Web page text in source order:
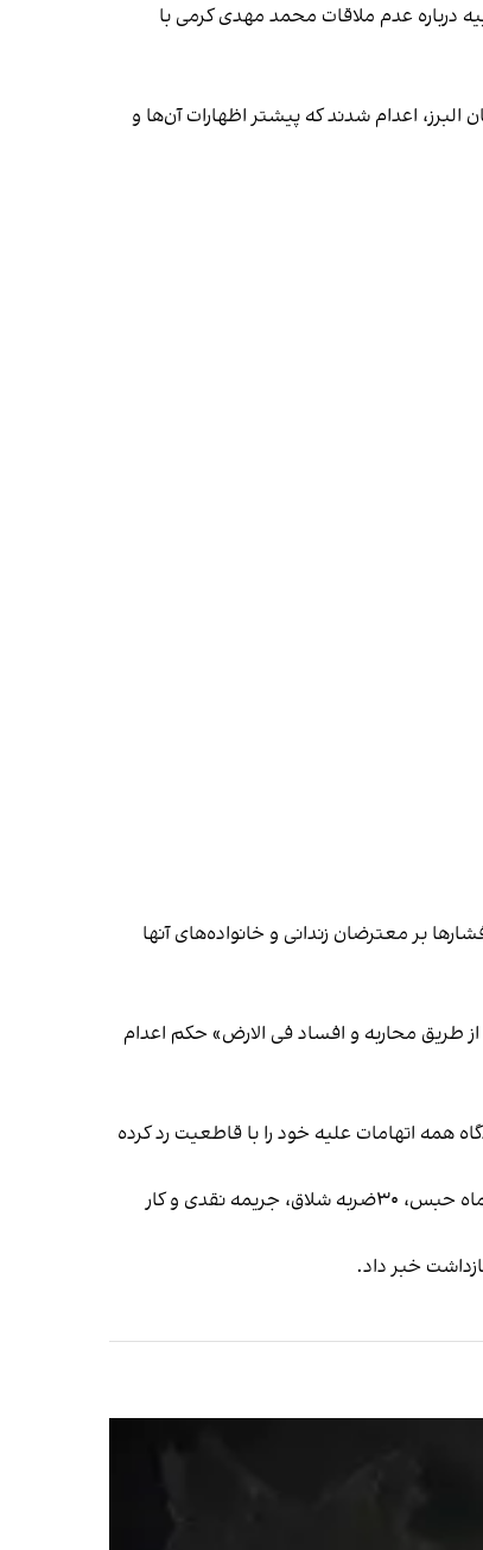
درباره عدم ملاقات محمد مهدی کرمی با
اعدام شدند که پیشتر اظهارات آن‌ها و
بر معترضان زندانی و خانواده‌های آنها
به نام کامبیز خروت به اتهام «اغتشاش از طریق محاربه و افساد فی الارض» حکم اعدام
همه اتهامات علیه خود را با قاطعیت رد کرده
پایگاه خبری هرانا نیز گزارش داد داود کابالی،‌ از معترضان بازداشت‌شده در ارومیه، از سوی دادگاه انقلاب مجموعه به پنج سال و شش‌ماه حبس، ۳۰ضربه شلاق، جریمه نقدی و کار
خبر داد.